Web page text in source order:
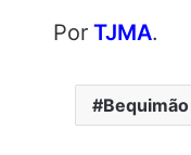
PorTJMA.
Bequimão